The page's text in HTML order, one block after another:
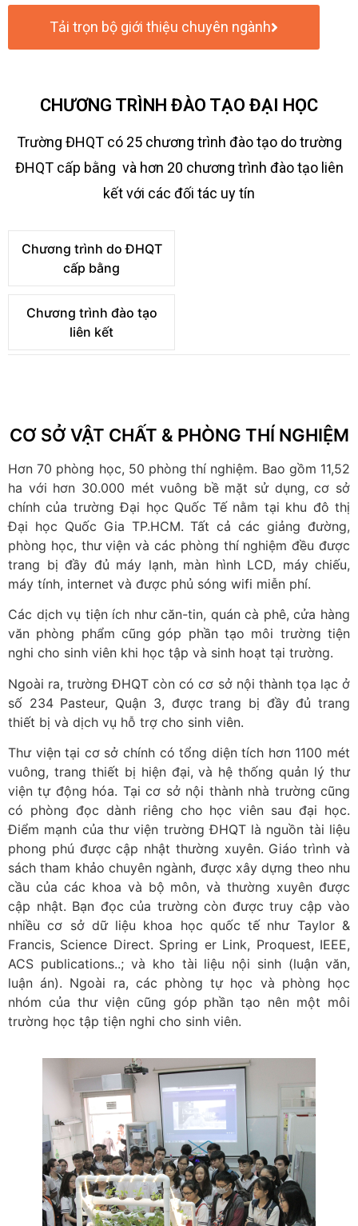
Tải trọn bộ giới thiệu chuyên ngành
CHƯƠNG TRÌNH ĐÀO TẠO ĐẠI HỌC
Trường ĐHQT có 25 chương trình đào tạo do trường
ĐHQT cấp bằng và hơn 20 chương trình đào tạo liên
kết với các đối tác uy tín
Chương trình do ĐHQT
cấp bằng
Chương trình đào tạo
liên kết
CƠ SỞ VẬT CHẤT & PHÒNG THÍ NGHIỆM
Hơn 70 phòng học, 50 phòng thí nghiệm. Bao gồm 11,52
ha với hơn 30.000 mét vuông bề mặt sử dụng, cơ sở
chính của trường Đại học Quốc Tế nằm tại khu đô thị
Đại học Quốc Gia TP.HCM. Tất cả các giảng đường,
phòng học, thư viện và các phòng thí nghiệm đều được
trang bị đầy đủ máy lạnh, màn hình LCD, máy chiếu,
máy tính, internet và được phủ sóng wifi miễn phí.
Các dịch vụ tiện ích như căn-tin, quán cà phê, cửa hàng
văn phòng phẩm cũng góp phần tạo môi trường tiện
nghi cho sinh viên khi học tập và sinh hoạt tại trường.
Ngoài ra, trường ĐHQT còn có cơ sở nội thành tọa lạc ở
số 234 Pasteur, Quận 3, được trang bị đầy đủ trang
thiết bị và dịch vụ hỗ trợ cho sinh viên.
Thư viện tại cơ sở chính có tổng diện tích hơn 1100 mét
vuông, trang thiết bị hiện đại, và hệ thống quản lý thư
viện tự động hóa. Tại cơ sở nội thành nhà trường cũng
có phòng đọc dành riêng cho học viên sau đại học.
Điểm mạnh của thư viện trường ĐHQT là nguồn tài liệu
phong phú được cập nhật thường xuyên. Giáo trình và
sách tham khảo chuyên ngành, được xây dựng theo nhu
cầu của các khoa và bộ môn, và thường xuyên được
cập nhật. Bạn đọc của trường còn được truy cập vào
nhiều cơ sở dữ liệu khoa học quốc tế như Taylor &
Francis, Science Direct. Spring er Link, Proquest, IEEE,
ACS publications..; và kho tài liệu nội sinh (luận văn,
luận án). Ngoài ra, các phòng tự học và phòng học
nhóm của thư viện cũng góp phần tạo nên một môi
trường học tập tiện nghi cho sinh viên.